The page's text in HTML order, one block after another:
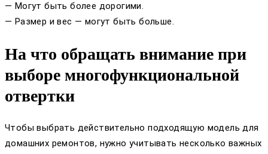
— Могут быть более дорогими.
— Размер и вес — могут быть больше.
На что обращать внимание при
выборе многофункциональной
отвертки
Чтобы выбрать действительно подходящую модель для
домашних ремонтов, нужно учитывать несколько важных